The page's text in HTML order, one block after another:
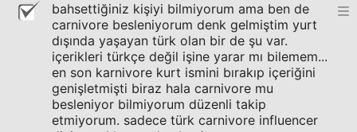
bahsettiğiniz kişiyi bilmiyorum ama ben de
carnivore besleniyorum denk gelmiştim yurt
dışında yaşayan türk olan bir de şu var.
içerikleri türkçe değil işine yarar mı bilemem...
en son karnivore kurt ismini bırakıp içeriğini
genişletmişti biraz hala carnivore mu
besleniyor bilmiyorum düzenli takip
etmiyorum. sadece türk carnivore influencer